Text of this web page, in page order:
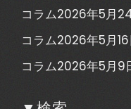
コラム2026年5月
コラム2026年5月16
コラム2026年5月9